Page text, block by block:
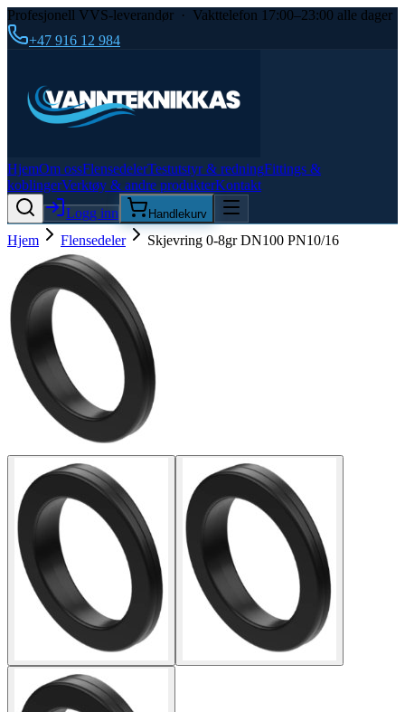
Profesjonell VVS-leverandør · Vakttelefon 17:00–23:00 alle dager
+47 916 12 984
HjemOm ossFlensedelerTestutstyr & redningFittings &
koblingerVerktøy & andre produkterKontakt
Logg inn
Handlekurv
Hjem Flensedeler Skjevring 0-8gr DN100 PN10/16